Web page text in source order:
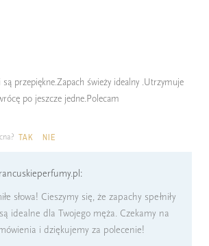
przepiękne.Zapach świeży idealny .Utrzymuje
po jeszcze jedne.Polecam
TAK NIE
słowa! Cieszymy się, że zapachy spełniły
idealne dla Twojego męża. Czekamy na
i dziękujemy za polecenie!